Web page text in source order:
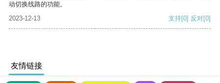
动切换线路的功能。
2023-12-13
支持[0] 反对[0]
友情链接